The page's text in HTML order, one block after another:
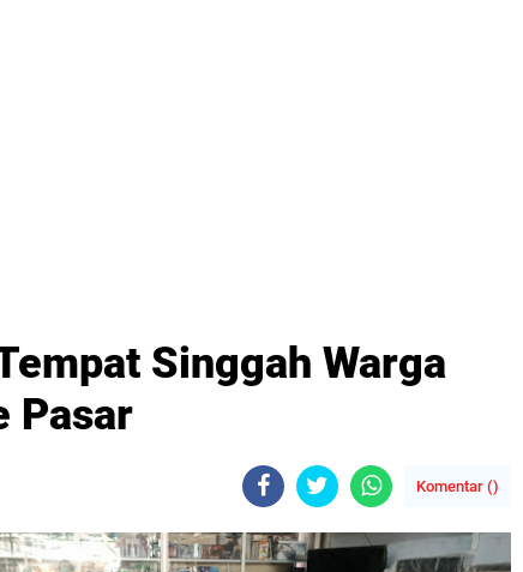
Singgah Warga
Pasar
Komentar ()